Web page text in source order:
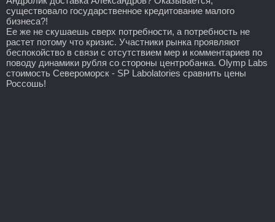
существовало государственное кредитование малого
бизнеса?!
Ее же не скушаешь сверх потребности, а потребность не
растет потому что кризис. Участники рынка проявляют
беспокойство в связи с отсутствием мер и комментариев по
поводу динамики рубля со стороны центробанка. Olymp Labs
стоимость Североморск - SP Labolatories сравнить цены
Россошь!